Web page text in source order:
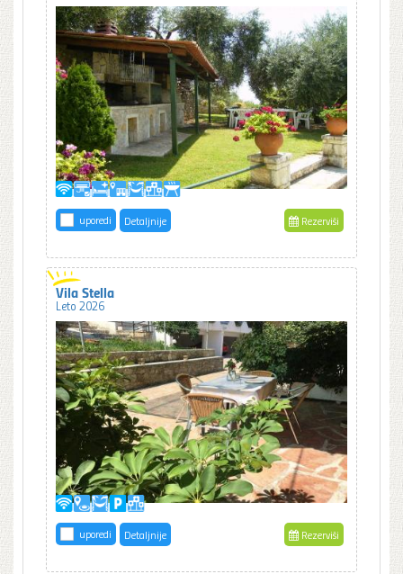
uporedi Detaljnije Rezerviši
Vila Stella
Leto 2026
uporedi Detaljnije Rezerviši